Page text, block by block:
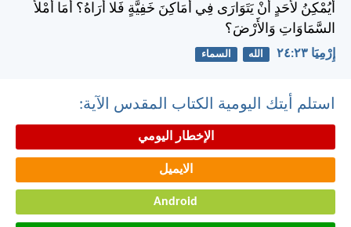
أَيُمْكِنُ لأَحَدٍ أَنْ يَتَوَارَى فِي أَمَاكِنَ خَفِيَّةٍ فَلا أَرَاهُ؟ أَمَا أَمْلأُ
السَّمَاوَاتِ وَالأَرْضَ؟
إِرْمِيَا ٢٣:‏٢٤ الله السماء
استلم أيتك اليومية الكتاب المقدس الآية:
الإخطار اليومي
الايميل
Android